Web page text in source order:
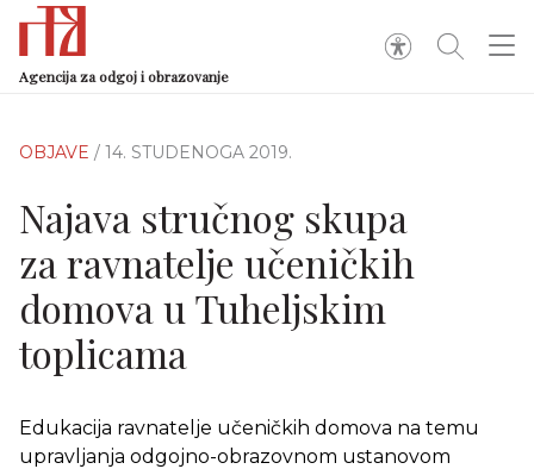
Agencija za odgoj i obrazovanje
OBJAVE / 14. STUDENOGA 2019.
Najava stručnog skupa
za ravnatelje učeničkih
domova u Tuheljskim
toplicama
Edukacija ravnatelje učeničkih domova na temu
upravljanja odgojno-obrazovnom ustanovom